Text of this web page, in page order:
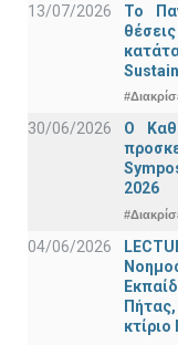
13/07/2026
Το
30/06/2026
Ο
2026
04/06/2026